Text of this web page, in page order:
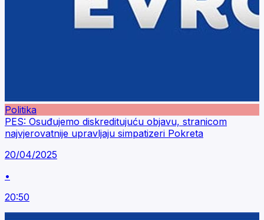
Politika
PES: Osuđujemo diskreditujuću objavu, stranicom
najvjerovatnije upravljaju simpatizeri Pokreta
20/04/2025
•
20:50